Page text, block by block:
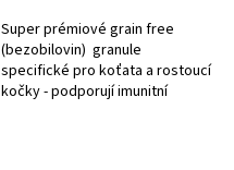
Super prémiové grain free
(bezobilovin) granule
specifické pro koťata a rostoucí
kočky - podporují imunitní